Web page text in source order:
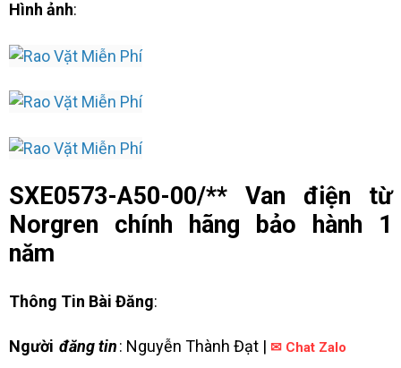
Hình ảnh:
SXE0573-A50-00/** Van điện từ
Norgren chính hãng bảo hành 1
năm
Thông Tin Bài Đăng:
Người đăng tin: Nguyễn Thành Đạt | ✉ Chat Zalo